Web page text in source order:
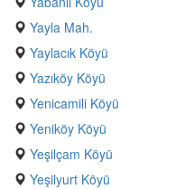
Yayla Mah.
Yaylacık Köyü
Yazıköy Köyü
Yenicamili Köyü
Yeniköy Köyü
Yeşilçam Köyü
Yeşilyurt Köyü